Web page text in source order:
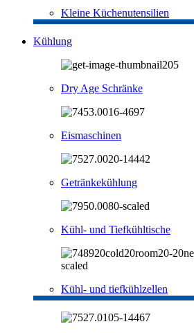
Kleine Küchenutensilien
Kühlung
Dry Age Schränke
Eismaschinen
Getränkekühlung
Kühl- und Tiefkühltische
Kühl- und tiefkühlzellen